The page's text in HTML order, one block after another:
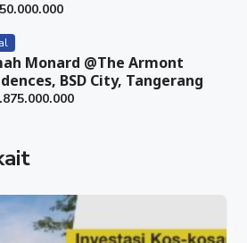
Monard @The Armont
BSD City, Tangerang